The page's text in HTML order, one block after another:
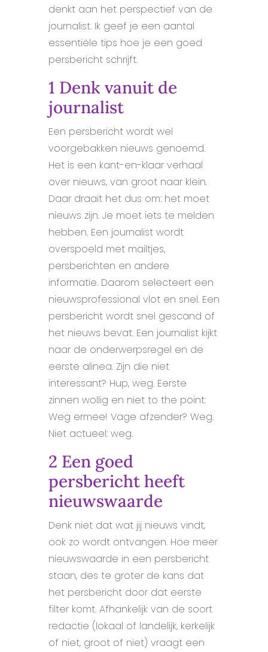
denkt aan het perspectief van de
journalist. Ik geef je een aantal
essentiële tips hoe je een goed
persbericht schrijft.
1 Denk vanuit de
journalist
Een persbericht wordt wel
voorgebakken nieuws genoemd.
Het is een kant-en-klaar verhaal
over nieuws, van groot naar klein.
Daar draait het dus om: het moet
nieuws zijn. Je moet iets te melden
hebben. Een journalist wordt
overspoeld met mailtjes,
persberichten en andere
informatie. Daarom selecteert een
nieuwsprofessional vlot en snel. Een
persbericht wordt snel gescand of
het nieuws bevat. Een journalist kijkt
naar de onderwerpsregel en de
eerste alinea. Zijn die niet
interessant? Hup, weg. Eerste
zinnen wollig en niet to the point:
Weg ermee! Vage afzender? Weg.
Niet actueel: weg.
2 Een goed
persbericht heeft
nieuwswaarde
Denk niet dat wat jij nieuws vindt,
ook zo wordt ontvangen. Hoe meer
nieuwswaarde in een persbericht
staan, des te groter de kans dat
het persbericht door dat eerste
filter komt. Afhankelijk van de soort
redactie (lokaal of landelijk, kerkelijk
of niet, groot of niet) vraagt een